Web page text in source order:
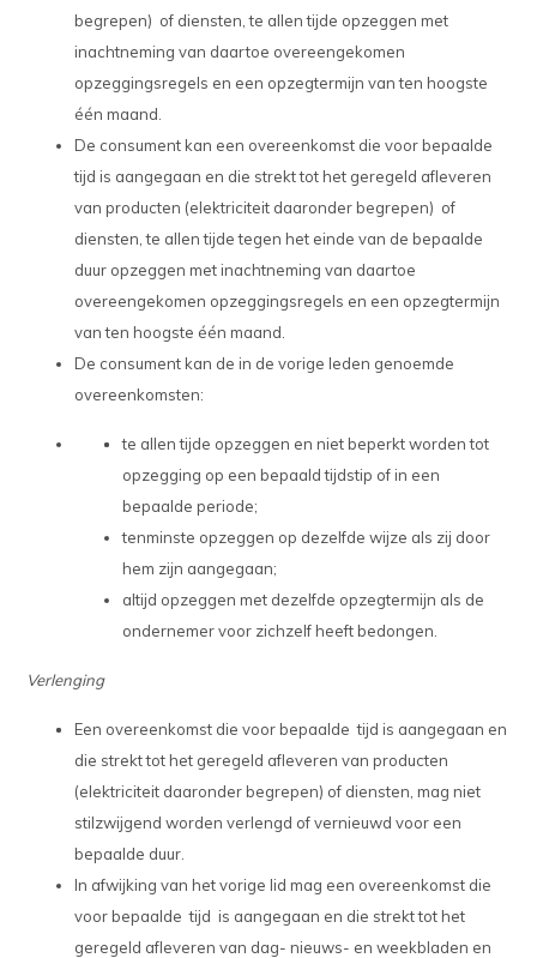
begrepen) of diensten, te allen tijde opzeggen met
inachtneming van daartoe overeengekomen
opzeggingsregels en een opzegtermijn van ten hoogste
één maand.
De consument kan een overeenkomst die voor bepaalde
tijd is aangegaan en die strekt tot het geregeld afleveren
van producten (elektriciteit daaronder begrepen) of
diensten, te allen tijde tegen het einde van de bepaalde
duur opzeggen met inachtneming van daartoe
overeengekomen opzeggingsregels en een opzegtermijn
van ten hoogste één maand.
De consument kan de in de vorige leden genoemde
overeenkomsten:
te allen tijde opzeggen en niet beperkt worden tot
opzegging op een bepaald tijdstip of in een
bepaalde periode;
tenminste opzeggen op dezelfde wijze als zij door
hem zijn aangegaan;
altijd opzeggen met dezelfde opzegtermijn als de
ondernemer voor zichzelf heeft bedongen.
Verlenging
Een overeenkomst die voor bepaalde tijd is aangegaan en
die strekt tot het geregeld afleveren van producten
(elektriciteit daaronder begrepen) of diensten, mag niet
stilzwijgend worden verlengd of vernieuwd voor een
bepaalde duur.
In afwijking van het vorige lid mag een overeenkomst die
voor bepaalde tijd is aangegaan en die strekt tot het
geregeld afleveren van dag- nieuws- en weekbladen en